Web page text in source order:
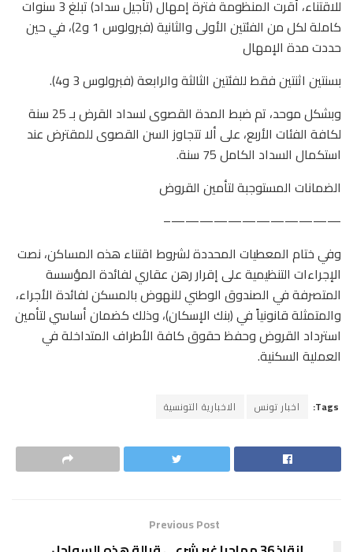
للاقتناء، أقرت المنظومة فترة إمهال (تأجيل سداد) تبلغ 3 سنوات
كاملة لكل من الفئتين الأولى والثانية (فبرولوس 1 و2)، في حين
حددت مدة الإمهال
بسنتين اثنتين فقط للفئتين الثالثة والرابعة (فبرولوس 3 و4).
وبشكل موحد، تم ضبط المدة القصوى لسداد القرض بـ 25 سنة
لكافة الفئات الأربع، على ألا تتجاوز السن القصوى للمقترض عند
استكمال السداد الكامل 75 سنة.
الضمانات المستوجبة لتأمين القروض
————————————–
وفي ختام المعطيات المحددة لشروط اقتناء هذه المساكن، نصت
الإجراءات التنظيمية على إقرار رهن عقاري لفائدة المؤسسة
المتصرفة في الصندوق الوطني للنهوض بالمسكن لفائدة الأجراء،
والمتمثلة قانونياً في (بنك الإسكان)، وذلك كضمان أساسي لتأمين
استرداد القروض وحفظ حقوق كافة الأطراف المتداخلة في
العملية السكنية.
Tags: اخبار تونس الاخبارية التونسية
Previous Post